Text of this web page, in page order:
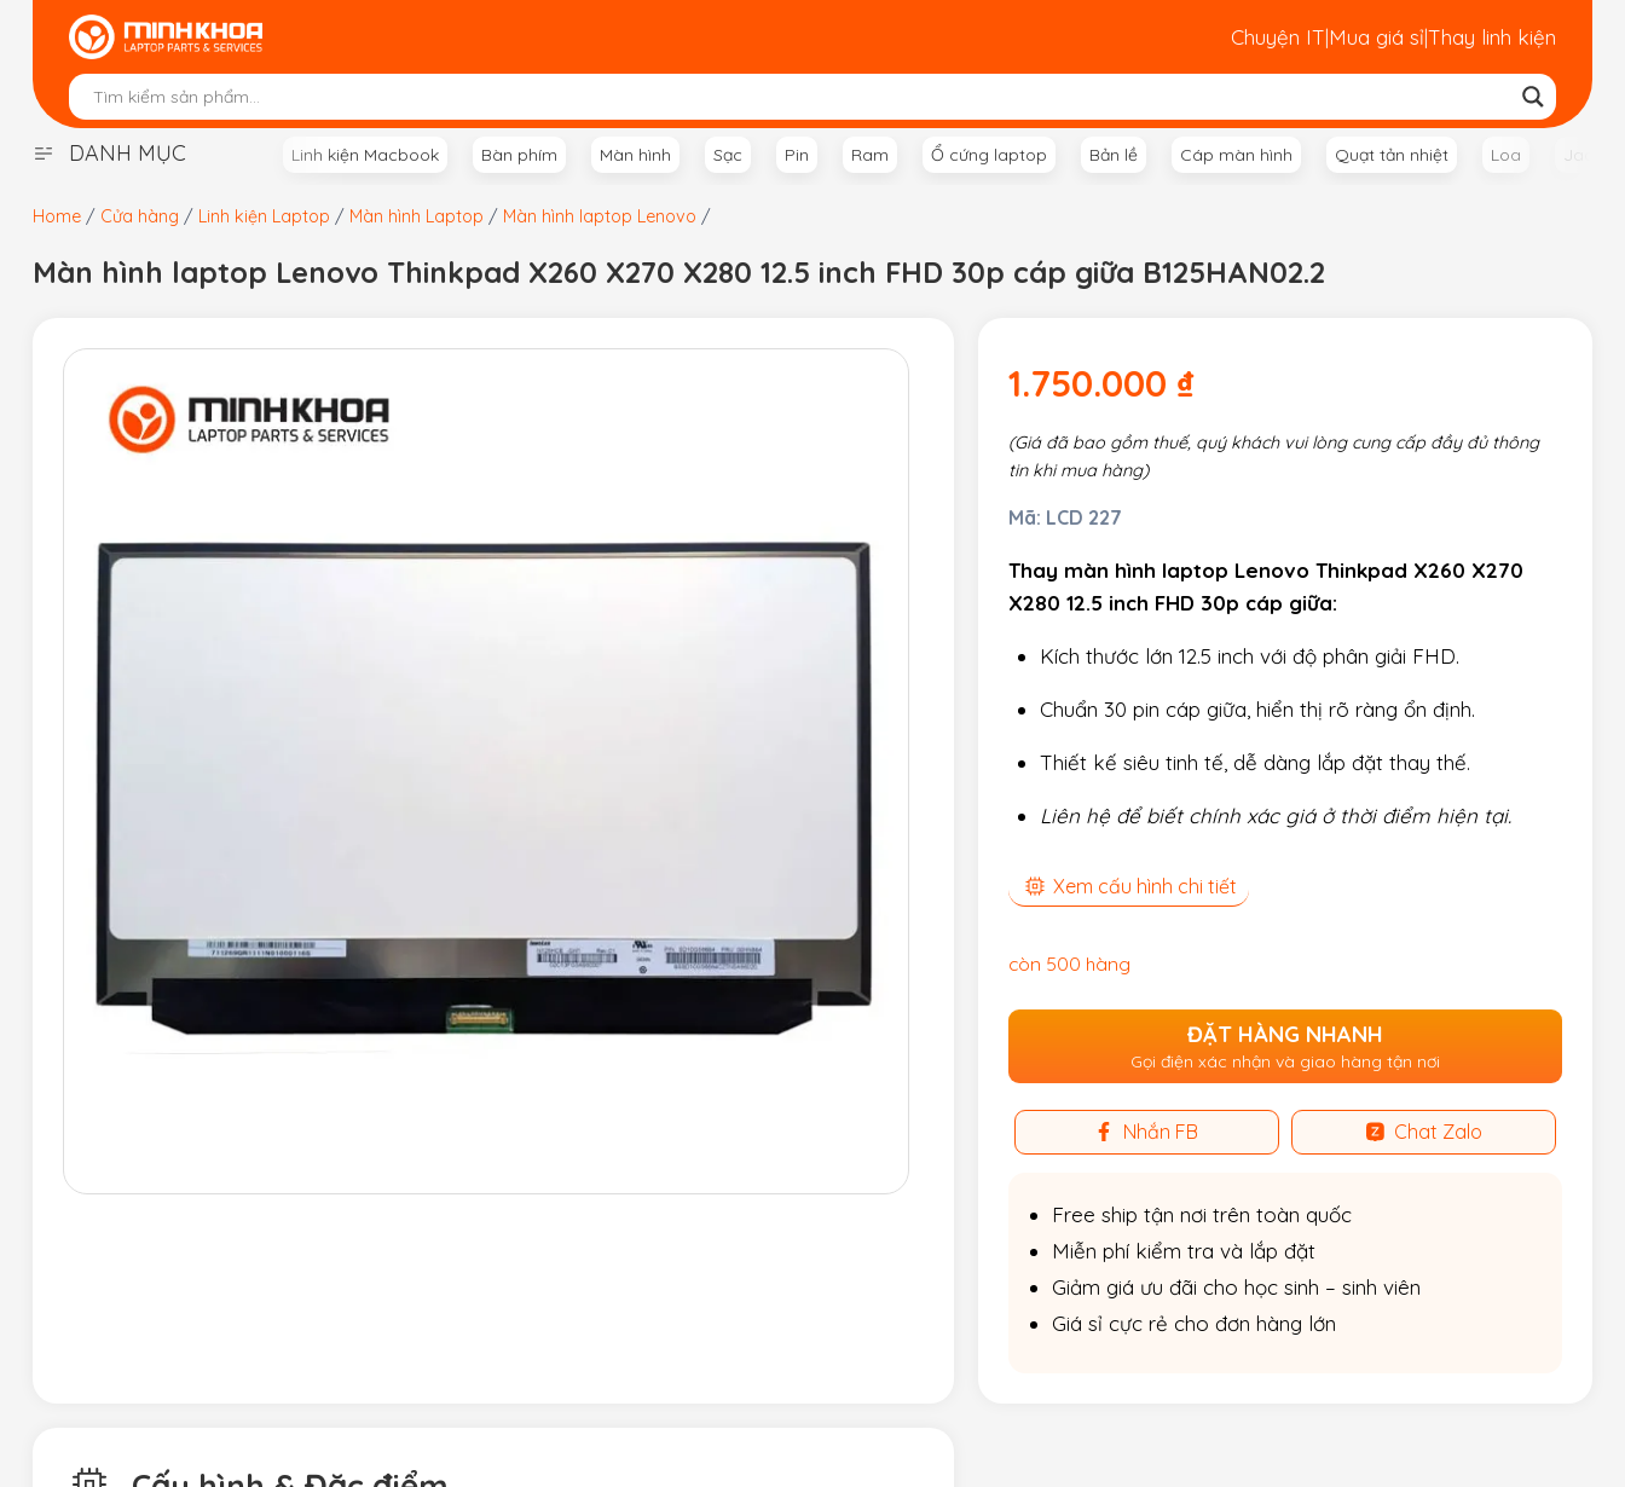
content
Chuyện IT|Mua giá sỉ|Thay linh kiện
Linh kiện Macbook Bàn phím Màn hình Sạc Pin Ram Ổ cứng laptop Bản lề Cáp màn hình Quạt tản nhiệt Loa Jack
DANH MỤC
Home / Cửa hàng / Linh kiện Laptop / Màn hình Laptop / Màn hình laptop Lenovo /
Màn hình laptop Lenovo Thinkpad X260 X270 X280 12.5 inch FHD 30p cáp giữa B125HAN02.2
1.750.000 ₫
(Giá đã bao gồm thuế, quý khách vui lòng cung cấp đầy đủ thông
tin khi mua hàng)
Mã: LCD 227
Thay màn hình laptop Lenovo Thinkpad X260 X270
X280 12.5 inch FHD 30p cáp giữa:
Kích thước lớn 12.5 inch với độ phân giải FHD.
Chuẩn 30 pin cáp giữa, hiển thị rõ ràng ổn định.
Thiết kế siêu tinh tế, dễ dàng lắp đặt thay thế.
Liên hệ để biết chính xác giá ở thời điểm hiện tại.
Xem cấu hình chi tiết
còn 500 hàng
ĐẶT HÀNG NHANH
Gọi điện xác nhận và giao hàng tận nơi
Nhắn FB Chat Zalo
Free ship tận nơi trên toàn quốc
Miễn phí kiểm tra và lắp đặt
Giảm giá ưu đãi cho học sinh – sinh viên
Giá sỉ cực rẻ cho đơn hàng lớn